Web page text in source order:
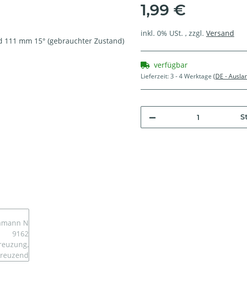
1,99 €
inkl. 0% USt. , zzgl. Versand
verfügbar
Lieferzeit:3 - 4 Werktage (DE -